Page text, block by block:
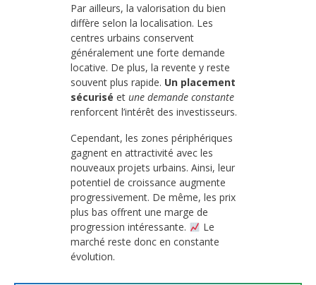
Par ailleurs, la valorisation du bien
diffère selon la localisation. Les
centres urbains conservent
généralement une forte demande
locative. De plus, la revente y reste
souvent plus rapide. Un placement
sécurisé et une demande constante
renforcent l’intérêt des investisseurs.
Cependant, les zones périphériques
gagnent en attractivité avec les
nouveaux projets urbains. Ainsi, leur
potentiel de croissance augmente
progressivement. De même, les prix
plus bas offrent une marge de
progression intéressante.
Le
marché reste donc en constante
évolution.